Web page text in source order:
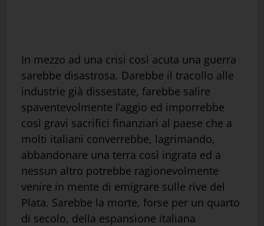
In mezzo ad una crisi così acuta una guerra
sarebbe disastrosa. Darebbe il tracollo alle
industrie già dissestate, farebbe salire
spaventevolmente l’aggio ed imporrebbe
così gravi sacrifici finanziari al paese che a
molti italiani converrebbe, lagrimando,
abbandonare una terra così ingrata ed a
nessun altro potrebbe ragionevolmente
venire in mente di emigrare sulle rive del
Plata. Sarebbe la morte, forse per un quarto
di secolo, della espansione italiana